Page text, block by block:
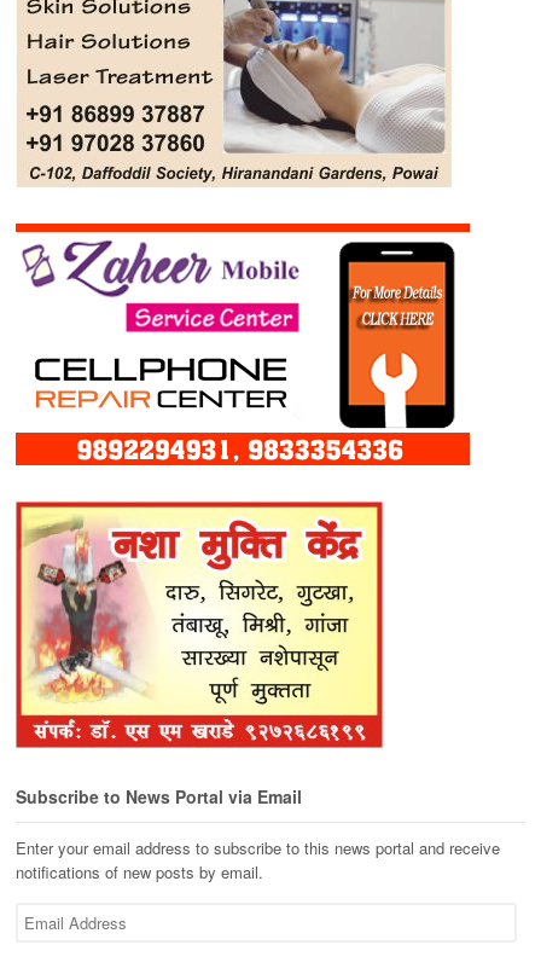
Subscribe to News Portal via Email
Enter your email address to subscribe to this news portal and receive
notifications of new posts by email.
Email
Address